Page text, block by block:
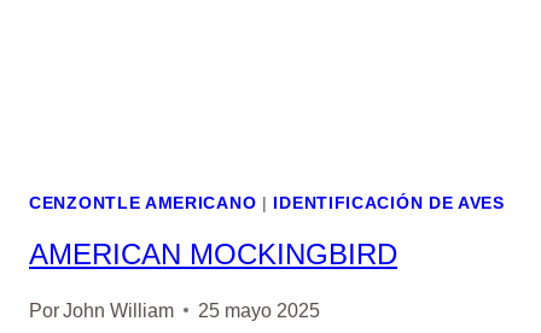
CENZONTLE AMERICANO | IDENTIFICACIÓN DE AVES
AMERICAN MOCKINGBIRD
PorJohn William 25 mayo 2025